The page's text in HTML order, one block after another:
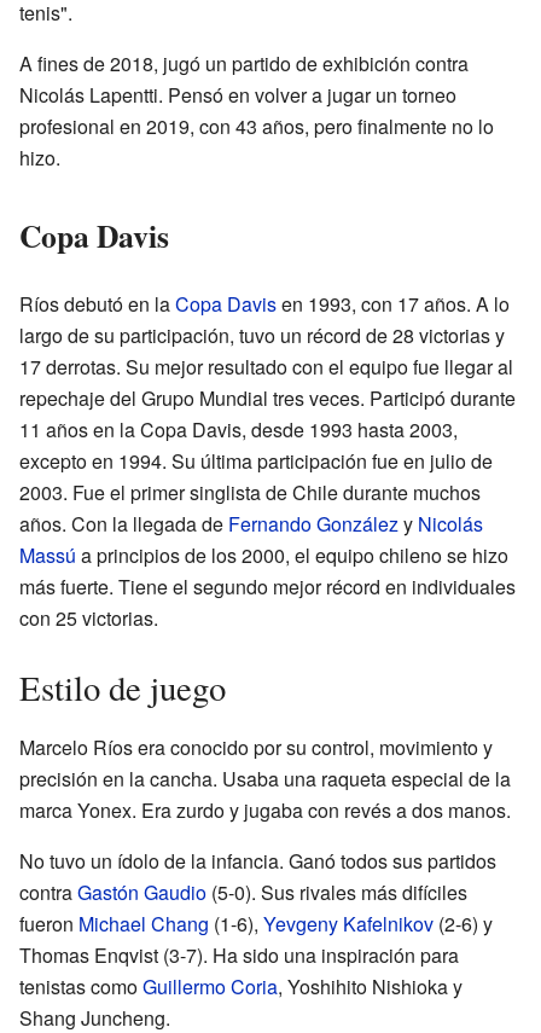
tenis".
A fines de 2018, jugó un partido de exhibición contra
Nicolás Lapentti. Pensó en volver a jugar un torneo
profesional en 2019, con 43 años, pero finalmente no lo
hizo.
Copa Davis
Ríos debutó en laCopa Davisen 1993, con 17 años. A lo
largo de su participación, tuvo un récord de 28 victorias y
17 derrotas. Su mejor resultado con el equipo fue llegar al
repechaje del Grupo Mundial tres veces. Participó durante
11 años en la Copa Davis, desde 1993 hasta 2003,
excepto en 1994. Su última participación fue en julio de
2003. Fue el primer singlista de Chile durante muchos
años. Con la llegada de Fernando Gonzálezy Nicolás
Massú a principios de los 2000, el equipo chileno se hizo
más fuerte. Tiene el segundo mejor récord en individuales
con 25 victorias.
Estilo de juego
Marcelo Ríos era conocido por su control, movimiento y
precisión en la cancha. Usaba una raqueta especial de la
marca Yonex. Era zurdo y jugaba con revés a dos manos.
No tuvo un ídolo de la infancia. Ganó todos sus partidos
contraGastón Gaudio (5-0). Sus rivales más difíciles
fueron Michael Chang (1-6), Yevgeny Kafelnikov (2-6) y
Thomas Enqvist (3-7). Ha sido una inspiración para
tenistas comoGuillermo Coria, Yoshihito Nishioka y
Shang Juncheng.